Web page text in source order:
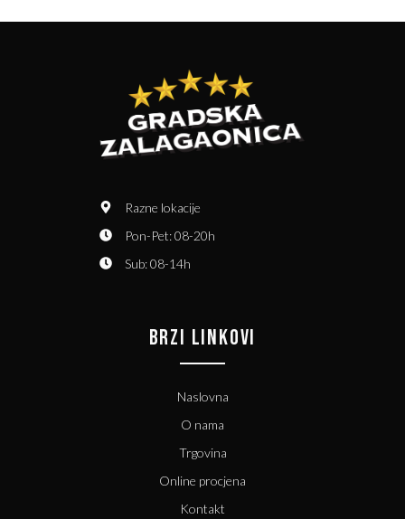
Razne lokacije
Pon-Pet: 08-20h
Sub: 08-14h
BRZI LINKOVI
Naslovna
O nama
Trgovina
Online procjena
Kontakt